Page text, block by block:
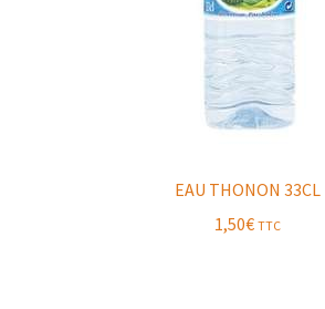
EAU THONON 33CL
1,50€ TTC